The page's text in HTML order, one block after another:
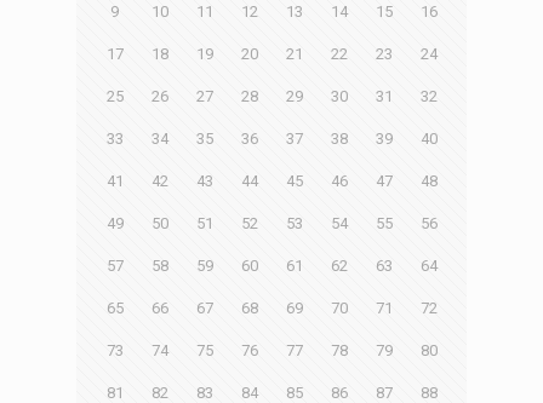
9 10 11 12 13 14 15 16
17 18 19 20 21 22 23 24
25 26 27 28 29 30 31 32
33 34 35 36 37 38 39 40
41 42 43 44 45 46 47 48
49 50 51 52 53 54 55 56
57 58 59 60 61 62 63 64
65 66 67 68 69 70 71 72
73 74 75 76 77 78 79 80
81 82 83 84 85 86 87 88